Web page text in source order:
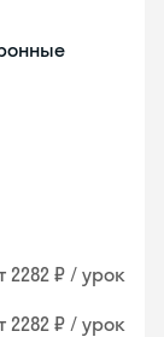
2282 ₽ / урок
2282 ₽ / урок